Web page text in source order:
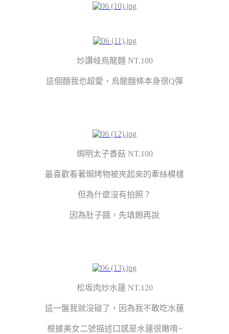
炒讚岐烏龍麵 NT.100
這個麵我也超愛，烏龍麵條本身很Q彈
焗明太子香菇 NT.100
最喜歡看著焗烤物被夾起來的牽絲模樣
但為什麼沒有拍照？
因為肚子餓，先填飽再說
松坂肉炒水蓮 NT.120
這一盤我就沒碰了，因為我不敢吃水蓮
根據美女二號描述口感是水蓮很嫩唷~